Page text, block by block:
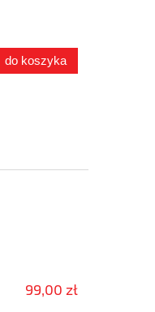
do koszyka
99,00 zł